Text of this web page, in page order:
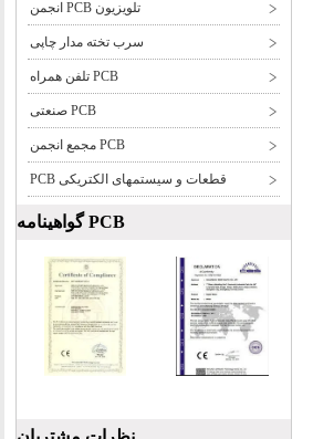
تلویزیون PCB انجمن
سرب تخته مدار چاپی
PCB تلفن همراه
PCB صنعتی
PCB مجمع انجمن
قطعات و سیستمهای الکتریکی PCB
PCB گواهینامه